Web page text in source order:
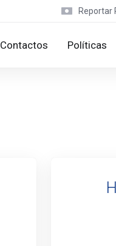
Reportar
Contactos Políticas